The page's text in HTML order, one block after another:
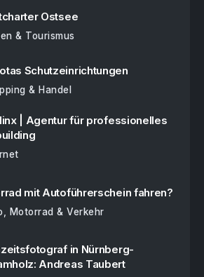
Ostsee
& Tourismus
Schutzeinrichtungen
& Handel
| Agentur für professionelles
mit Autoführerschein fahren?
Motorrad & Verkehr
in Nürnberg-
Andreas Taubert